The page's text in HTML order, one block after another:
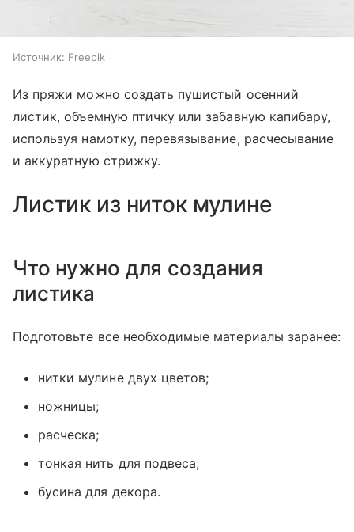
Источник: Freepik
Из пряжи можно создать пушистый осенний
листик, объемную птичку или забавную капибару,
используя намотку, перевязывание, расчесывание
и аккуратную стрижку.
Листик из ниток мулине
Что нужно для создания
листика
Подготовьте все необходимые материалы заранее:
нитки мулине двух цветов;
ножницы;
расческа;
тонкая нить для подвеса;
бусина для декора.